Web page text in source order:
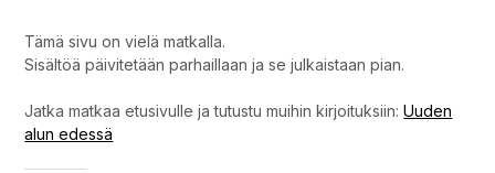
Tämä sivu on vielä matkalla.
Sisältöä päivitetään parhaillaan ja se julkaistaan pian.
Jatka matkaa etusivulle ja tutustu muihin kirjoituksiin:Uuden
alun edessä